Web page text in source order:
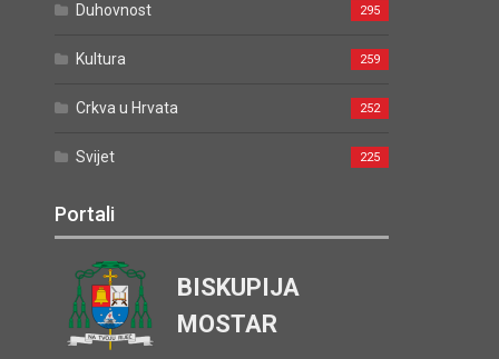
Duhovnost 295
Kultura 259
Crkva u Hrvata 252
Svijet 225
Portali
BISKUPIJA
MOSTAR